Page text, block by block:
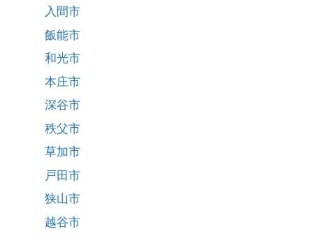
入間市
飯能市
和光市
本庄市
深谷市
秩父市
草加市
戸田市
狭山市
越谷市